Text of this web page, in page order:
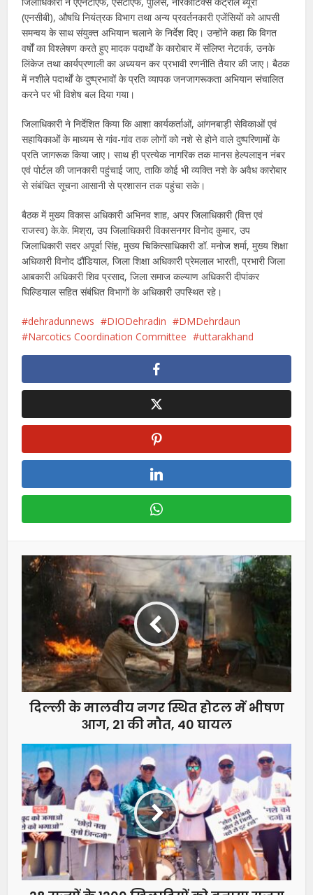
(एनसीबी), औषधि नियंत्रक विभाग तथा अन्य प्रवर्तनकारी एजेंसियों को आपसी
समन्वय के साथ संयुक्त अभियान चलाने के निर्देश दिए। उन्होंने कहा कि विगत
वर्षों का विश्लेषण करते हुए मादक पदार्थों के कारोबार में संलिप्त नेटवर्क, उनके
लिंकेज तथा कार्यप्रणाली का अध्ययन कर प्रभावी रणनीति तैयार की जाए। बैठक
में नशीले पदार्थों के दुष्प्रभावों के प्रति व्यापक जनजागरूकता अभियान संचालित
करने पर भी विशेष बल दिया गया।
जिलाधिकारी ने निर्देशित किया कि आशा कार्यकर्ताओं, आंगनबाड़ी सेविकाओं एवं
सहायिकाओं के माध्यम से गांव-गांव तक लोगों को नशे से होने वाले दुष्परिणामों के
प्रति जागरूक किया जाए। साथ ही प्रत्येक नागरिक तक मानस हेल्पलाइन नंबर
एवं पोर्टल की जानकारी पहुंचाई जाए, ताकि कोई भी व्यक्ति नशे के अवैध कारोबार
से संबंधित सूचना आसानी से प्रशासन तक पहुंचा सके।
बैठक में मुख्य विकास अधिकारी अभिनव शाह, अपर जिलाधिकारी (वित्त एवं
राजस्व) के.के. मिश्रा, उप जिलाधिकारी विकासनगर विनोद कुमार, उप
जिलाधिकारी सदर अपूर्वा सिंह, मुख्य चिकित्साधिकारी डॉ. मनोज शर्मा, मुख्य शिक्षा
अधिकारी विनोद ढौंडियाल, जिला शिक्षा अधिकारी प्रेमलाल भारती, प्रभारी जिला
आबकारी अधिकारी शिव प्रसाद, जिला समाज कल्याण अधिकारी दीपांकर
घिल्डियाल सहित संबंधित विभागों के अधिकारी उपस्थित रहे।
dehradunnews DIODehradin
DMDehrdaun
Narcotics Coordination Committee
uttarakhand
दिल्ली के मालवीय नगर स्थित होटल में भीषण
आग, 21 की मौत, 40 घायल